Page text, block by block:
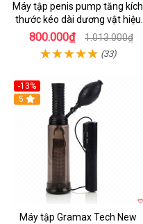
Máy tập penis pump tăng kích
thước kéo dài dương vật hiệu
quả nhanh
800.000₫ 1.013.000₫
(33)
-13%
5
Máy tập Gramax Tech New